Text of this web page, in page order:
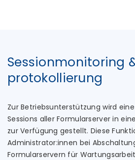
Sessionmonitoring
protokollierung
Zur Betriebsunterstützung wird
Sessions aller Formularserver in
zur Verfügung gestellt. Diese
Administrator:innen bei
Formularservern für